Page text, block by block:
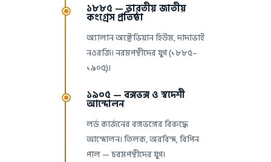
১৮৮৫ — ভারতীয় জাতীয়
কংগ্রেস প্রতিষ্ঠা
অ্যালান অক্টেভিয়ান হিউম, দাদাভাই
নওরজি। নরমপন্থীদের যুগ (১৮৮৫–
১৯০৫)।
১৯০৫ — বঙ্গভঙ্গ ও স্বদেশী
আন্দোলন
লর্ড কার্জনের বঙ্গভঙ্গের বিরুদ্ধে
আন্দোলন। তিলক, অরবিন্দ, বিপিন
পাল — চরমপন্থীদের যুগ।